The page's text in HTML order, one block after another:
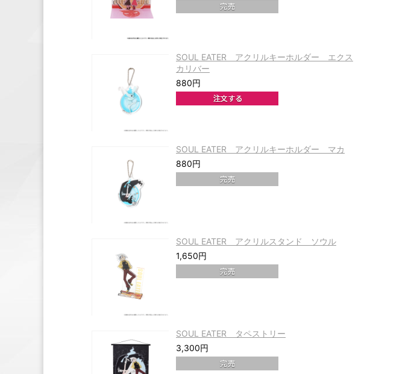
SOUL EATER アクリルキーホルダー エクス
カリバー
880円
SOUL EATER アクリルキーホルダー マカ
880円
SOUL EATER アクリルスタンド ソウル
1,650円
SOUL EATER タペストリー
3,300円